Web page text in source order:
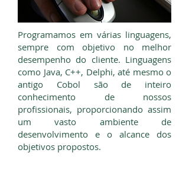
Programamos em várias linguagens,
sempre com objetivo no melhor
desempenho do cliente. Linguagens
como Java, C++, Delphi, até mesmo o
antigo Cobol são de inteiro
conhecimento de nossos
profissionais, proporcionando assim
um vasto ambiente de
desenvolvimento e o alcance dos
objetivos propostos.